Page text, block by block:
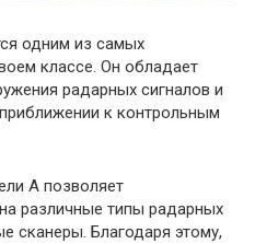
одним из самых
классе. Он обладает
радарных сигналов и
к контрольным
A позволяет
различные типы радарных
сканеры. Благодаря этому,